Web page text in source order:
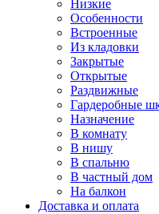
Низкие
Особенности
Встроенные
Из кладовки
Закрытые
Открытые
Раздвижные
Гардеробные
Назначение
В комнату
В нишу
В спальню
В частный дом
На балкон
Доставка и оплата